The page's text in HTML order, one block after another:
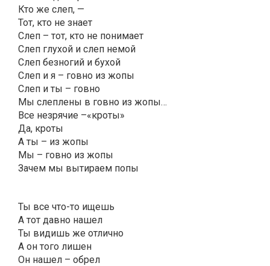
Кто же слеп, —
Тот, кто не знает
Слеп – тот, кто не понимает
Слеп глухой и слеп немой
Слеп безногий и бухой
Слеп и я – говно из жопы
Слеп и ты – говно
Мы слеплены в говно из жопы…
Все незрячие –«кроты»
Да, кроты
А ты – из жопы
Мы – говно из жопы
Зачем мы вытираем попы
Ты все что-то ищешь
А тот давно нашел
Ты видишь же отлично
А он того лишен
Он нашел – обрел